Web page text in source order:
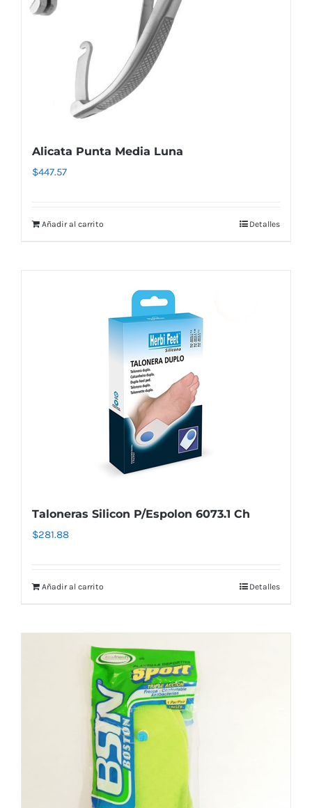
Alicata Punta Media Luna
$447.57
Añadir al carrito Detalles
Taloneras Silicon P/Espolon 6073.1 Ch
$281.88
Añadir al carrito Detalles